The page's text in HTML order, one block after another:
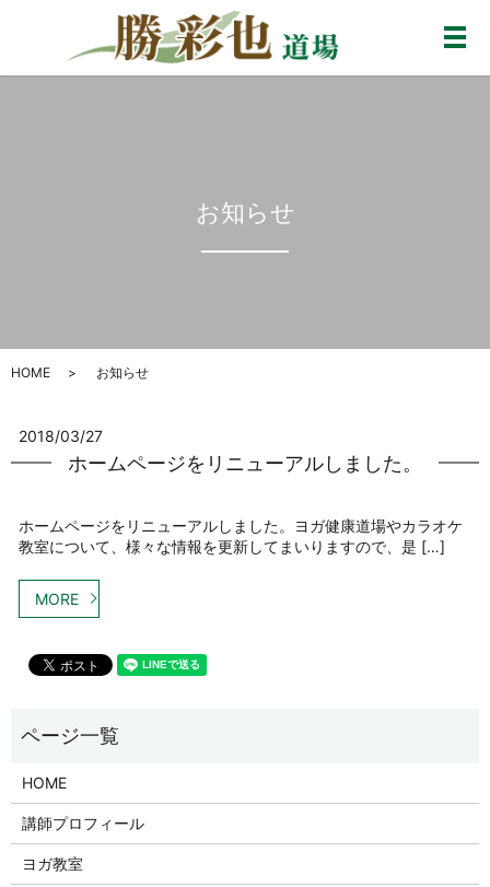
メ
お知らせ
HOME お知らせ
2018/03/27
ホームページをリニューアルしました。
ホームページをリニューアルしました。ヨガ健康道場やカラオケ
教室について、様々な情報を更新してまいりますので、是 […]
MORE
HOME
講師プロフィール
ヨガ教室